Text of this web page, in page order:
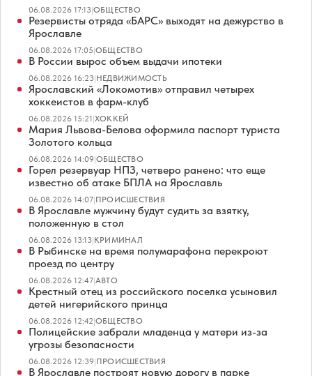
06.08.2026 17:13|ОБЩЕСТВО
Резервисты отряда «БАРС» выходят на дежурство в
Ярославле
06.08.2026 17:05|ОБЩЕСТВО
В России вырос объем выдачи ипотеки
06.08.2026 16:23|НЕДВИЖИМОСТЬ
Ярославский «Локомотив» отправил четырех
хоккеистов в фарм-клуб
06.08.2026 15:21|ХОККЕЙ
Мария Львова-Белова оформила паспорт туриста
Золотого кольца
06.08.2026 14:09|ОБЩЕСТВО
Горел резервуар НПЗ, четверо ранено: что еще
известно об атаке БПЛА на Ярославль
06.08.2026 14:07|ПРОИСШЕСТВИЯ
В Ярославле мужчину будут судить за взятку,
положенную в стол
06.08.2026 13:13|КРИМИНАЛ
В Рыбинске на время полумарафона перекроют
проезд по центру
06.08.2026 12:47|АВТО
Крестный отец из российского поселка усыновил
детей нигерийского принца
06.08.2026 12:42|ОБЩЕСТВО
Полицейские забрали младенца у матери из-за
угрозы безопасности
06.08.2026 12:39|ПРОИСШЕСТВИЯ
В Ярославле построят новую дорогу в парке